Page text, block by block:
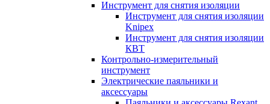
Инструмент для снятия изоляции
Инструмент для снятия изоляции
Knipex
Инструмент для снятия изоляции
КВТ
Контрольно-измерительный
инструмент
Электрические паяльники и
аксессуары